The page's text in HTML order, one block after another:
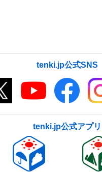
tenki.jp公式SNS
tenki.jp公式アプリ